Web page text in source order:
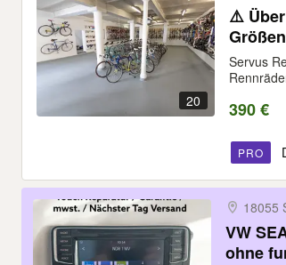
20
⚠️
Servus
390 €
PRO
18055
VW
ohne